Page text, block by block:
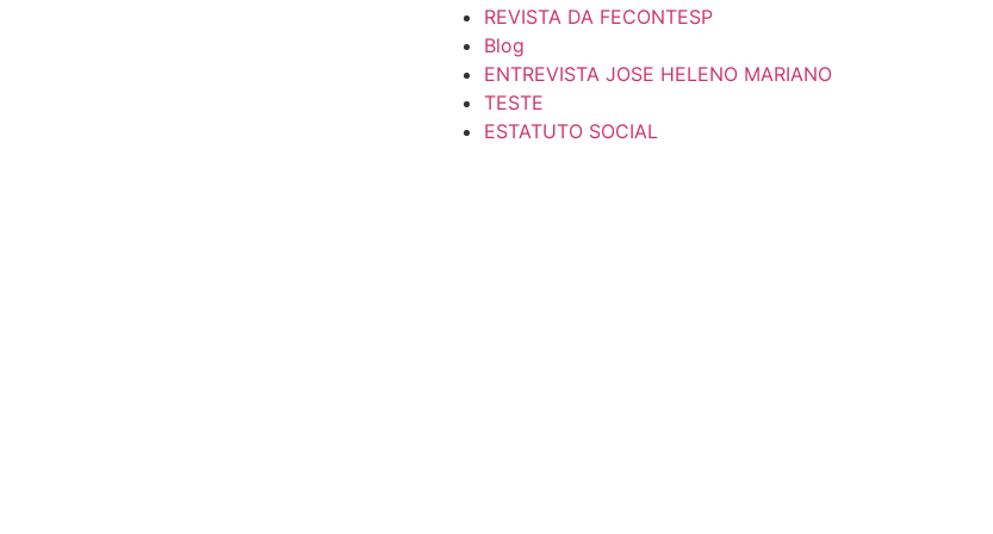
REVISTA DA FECONTESP
Blog
ENTREVISTA JOSE HELENO MARIANO
TESTE
ESTATUTO SOCIAL